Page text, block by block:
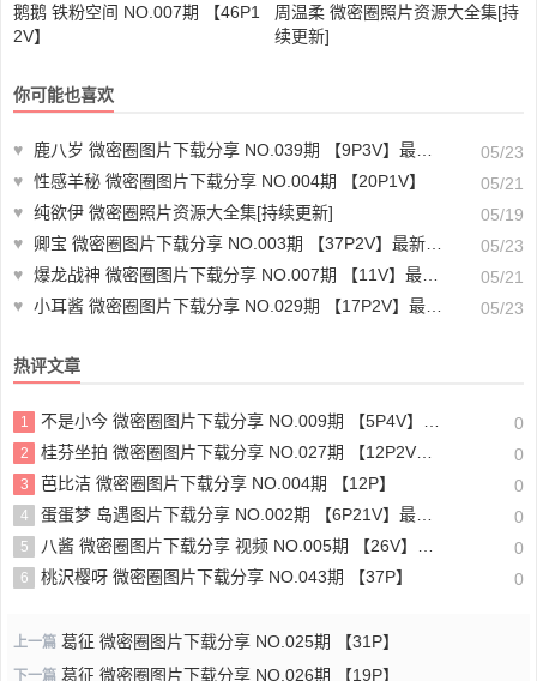
鹅鹅 铁粉空间 NO.007期 【46P1
2V】
周温柔 微密圈照片资源大全集[持
续更新]
你可能也喜欢
♥ 鹿八岁 微密圈图片下载分享 NO.039期 【9P3V】最新至：2024.4.18
05/23
♥ 性感羊秘 微密圈图片下载分享 NO.004期 【20P1V】
05/21
♥ 纯欲伊 微密圈照片资源大全集[持续更新]
05/19
♥ 卿宝 微密圈图片下载分享 NO.003期 【37P2V】最新至：2024.1.22
05/23
♥ 爆龙战神 微密圈图片下载分享 NO.007期 【11V】最新至：2023.6.11
05/21
♥ 小耳酱 微密圈图片下载分享 NO.029期 【17P2V】最新至：2024.4.5 05/23
热评文章
1 不是小今 微密圈图片下载分享 NO.009期 【5P4V】最新至：2025.4.7 0
2 桂芬坐拍 微密圈图片下载分享 NO.027期 【12P2V】最新至：2023.11.14 0
3 芭比洁 微密圈图片下载分享 NO.004期 【12P】 0
4 蛋蛋梦 岛遇图片下载分享 NO.002期 【6P21V】最新至：2025.6.9 0
5 八酱 微密圈图片下载分享 视频 NO.005期 【26V】最新至：2023.11.18 0
6 桃沢樱呀 微密圈图片下载分享 NO.043期 【37P】 0
上一篇 葛征 微密圈图片下载分享 NO.025期 【31P】
下一篇 葛征 微密圈图片下载分享 NO.026期 【19P】